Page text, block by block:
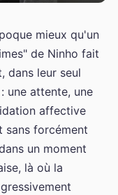
mieux qu'un
de Ninho fait
dans leur seul
une attente, une
affective
sans forcément
un moment
là où la